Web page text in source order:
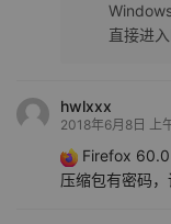
直接进
hwlxxx
2018年6月8日 上
Firefox 60.0
压缩包有密码，